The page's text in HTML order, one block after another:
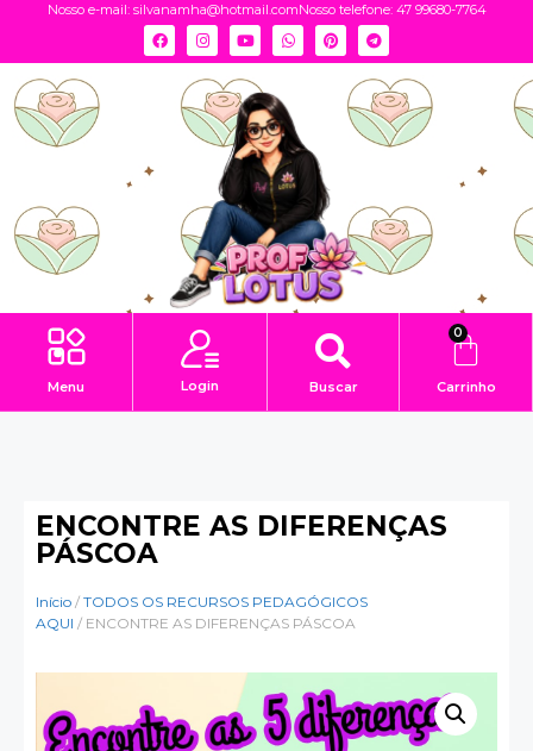
Nosso e-mail: silvanamha@hotmail.comNosso telefone: 47 99680-7764
Menu Login Buscar
0
Carrinho
ENCONTRE AS DIFERENÇAS
PÁSCOA
Início / TODOS OS RECURSOS PEDAGÓGICOS
AQUI / ENCONTRE AS DIFERENÇAS PÁSCOA